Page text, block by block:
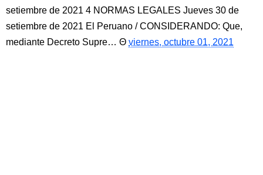
setiembre de 2021 4 NORMAS LEGALES Jueves 30 de
setiembre de 2021 El Peruano / CONSIDERANDO: Que,
mediante Decreto Supre…
viernes, octubre 01, 2021